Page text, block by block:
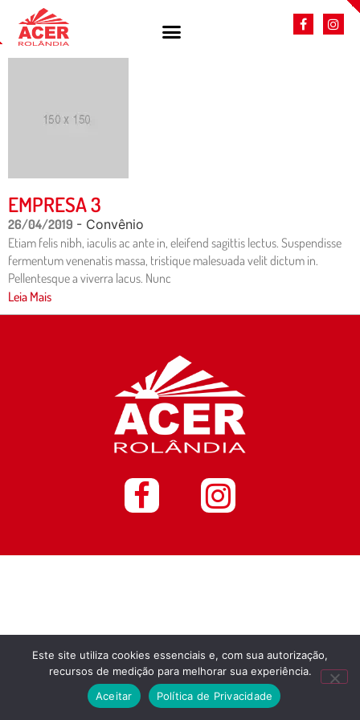
EMPRESA 3
26/04/2019 - Convênio
Etiam felis nibh, iaculis ac ante in, eleifend sagittis lectus. Suspendisse
fermentum venenatis massa, tristique malesuada velit dictum in.
Pellentesque a viverra lacus. Nunc
Leia Mais
Este site utiliza cookies essenciais e, com sua autorização,
recursos de medição para melhorar sua experiência.
Aceitar
Política de Privacidade